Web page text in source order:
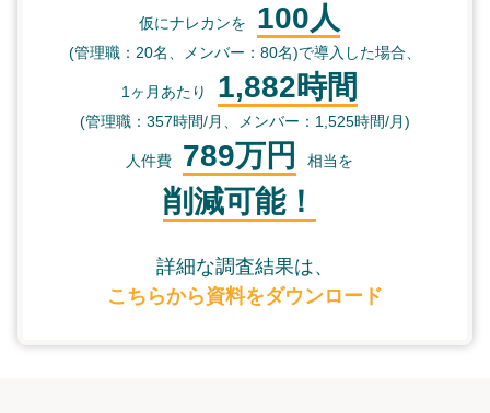
仮にナレカンを 100人
(管理職：20名、メンバー：80名)で導入した場合、
1ヶ月あたり 1,882時間
(管理職：357時間/月、メンバー：1,525時間/月)
人件費 789万円 相当を
削減可能！
詳細な調査結果は、
こちらから資料をダウンロード